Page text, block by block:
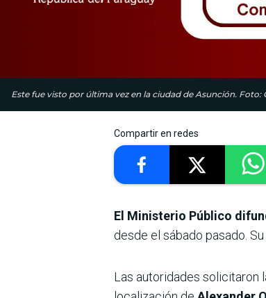
Este fue visto por última vez en la ciudad de Asunción. Foto:
Compartir en redes
El Ministerio Público
desde el sábado pasado.
Las autoridades solicitaron